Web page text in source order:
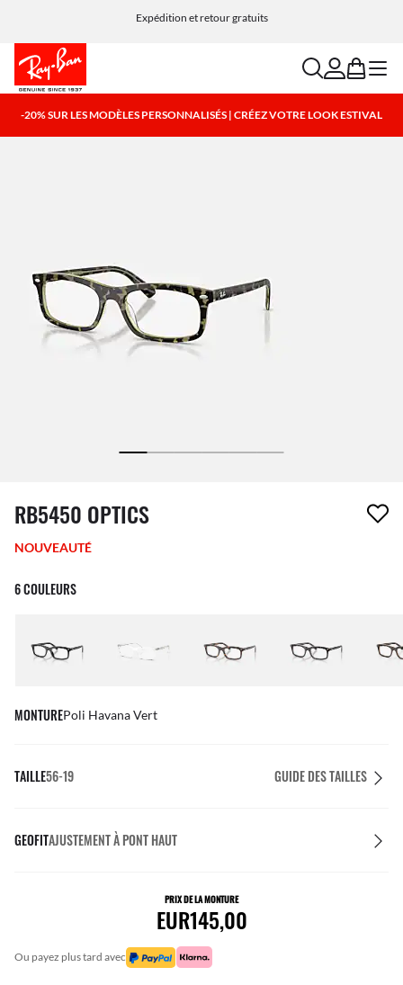
Expédition et retour gratuits
searchaccount
bag menu
-20% SUR LES MODÈLES PERSONNALISÉS | CRÉEZ VOTRE LOOK ESTIVAL
1 article a été retiré de votre liste de souhaits
RB5450 OPTICS
NOUVEAUTÉ
6 COULEURS
MONTUREPoli Havana Vert
TAILLE56-19 GUIDE DES TAILLES
GEOFITAJUSTEMENT À PONT HAUT
PRIX DE LA MONTURE
EUR145,00
ou payez plus tard avec